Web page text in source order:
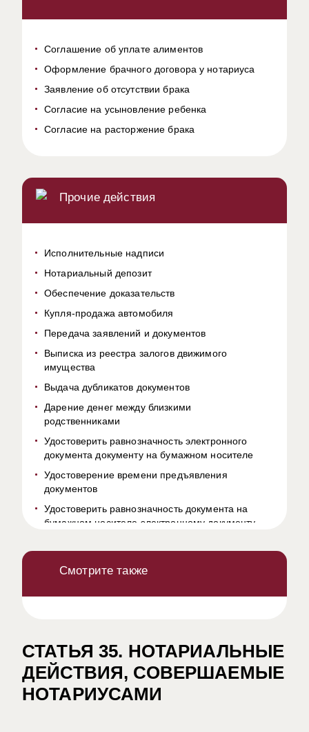
Соглашение об уплате алиментов
Оформление брачного договора у нотариуса
Заявление об отсутствии брака
Согласие на усыновление ребенка
Согласие на расторжение брака
Прочие действия
Исполнительные надписи
Нотариальный депозит
Обеспечение доказательств
Купля-продажа автомобиля
Передача заявлений и документов
Выписка из реестра залогов движимого
имущества
Выдача дубликатов документов
Дарение денег между близкими
родственниками
Удостоверить равнозначность электронного
документа документу на бумажном носителе
Удостоверение времени предъявления
документов
Удостоверить равнозначность документа на
бумажном носителе электронному документу
Смотрите также
СТАТЬЯ 35. НОТАРИАЛЬНЫЕ
ДЕЙСТВИЯ, СОВЕРШАЕМЫЕ
НОТАРИУСАМИ